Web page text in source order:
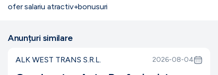
ofer salariu atractiv+bonusuri
Anunțuri similare
ALK WEST TRANS S.R.L. 2026-08-04